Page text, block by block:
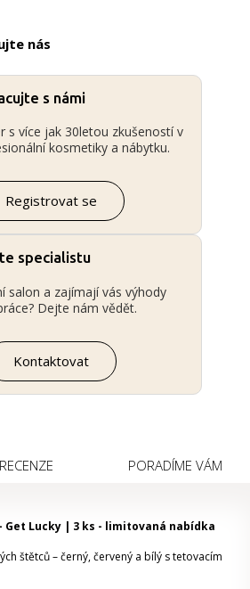
nás
s námi
s více jak 30letou zkušeností v
kosmetiky a nábytku.
Registrovat se
specialistu
salon a zajímají vás výhody
Dejte nám vědět.
Kontaktovat
RECENZE PORADÍME VÁM
Get Lucky | 3 ks - limitovaná nabídka
štětců – černý, červený a bílý s tetovacím